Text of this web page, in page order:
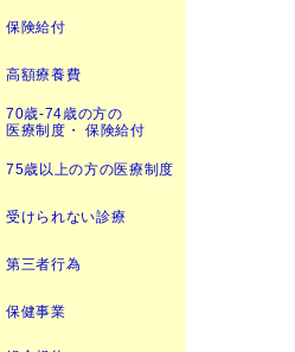
保険給付
高額療養費
70歳-74歳の方の
医療制度・ 保険給付
75歳以上の方の医療制度
受けられない診療
第三者行為
保健事業